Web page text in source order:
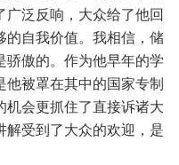
泛反响，大众给了他回
的自我价值。我相信，储
骄傲的。作为他早年的学
被罩在其中的国家专制
机会更抓住了直接诉诸大
解受到了大众的欢迎，是